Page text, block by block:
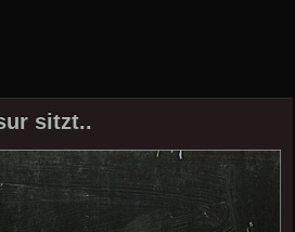
sitzt..